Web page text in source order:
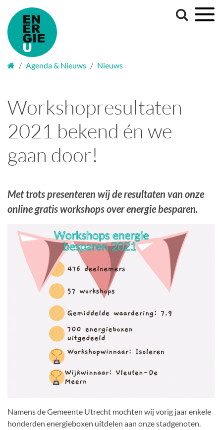
Welkom
Agenda & Nieuws Nieuws
Workshopresultaten
2021 bekend én we
gaan door!
Met trots presenteren wij de resultaten van onze
online gratis workshops over energie besparen.
Namens de Gemeente Utrecht mochten wij vorig jaar enkele
honderden energieboxen uitdelen aan onze stadgenoten.